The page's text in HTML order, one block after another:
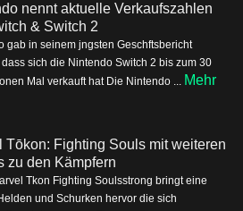
nennt aktuelle Verkaufszahlen
& Switch 2
gab in seinem jngsten Geschftsbericht
sich die Nintendo Switch 2 bis zum 30
Mal verkauft hat Die Nintendo ... Mehr
Tōkon: Fighting Souls mit weiteren
zu den Kämpfern
Tkon Fighting Soulsstrong bringt eine
und Schurken hervor die sich